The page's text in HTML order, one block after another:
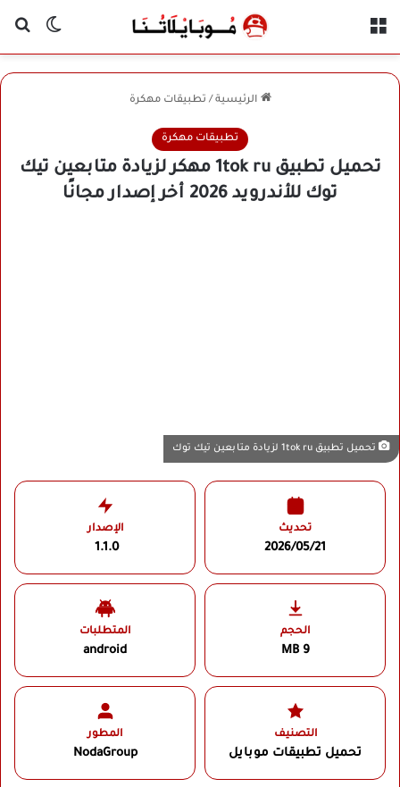
الوضع
الرئيسية / تطبيقات مهكرة
تطبيقات مهكرة
تحميل تطبيق 1tok ru مهكر لزيادة متابعين تيك
توك للأندرويد 2026 أخر إصدار مجانًا
تحميل تطبيق 1tok ru لزيادة متابعين تيك توك
تحديث
2026/05/21
الإصدار
1.1.0
الحجم
9 MB
المتطلبات
android
التصنيف
تحميل تطبيقات موبايل
المطور
NodaGroup‏